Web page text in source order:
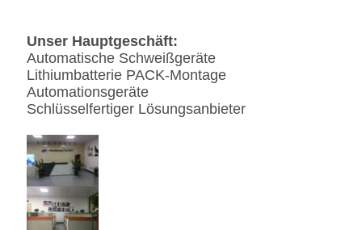
Unser Hauptgeschäft:
Automatische Schweißgeräte
Lithiumbatterie PACK-Montage
Automationsgeräte
Schlüsselfertiger Lösungsanbieter